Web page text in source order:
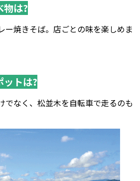
物は?
ー焼きそば。店ごとの味を楽しめま
ットは?
でなく、松並木を自転車で走るのも